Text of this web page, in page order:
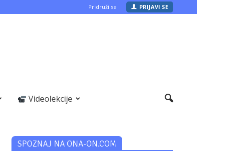
Pridruži se PRIJAVI SE
Videolekcije
SPOZNAJ NA ONA-ON.COM